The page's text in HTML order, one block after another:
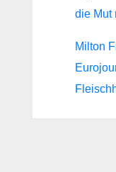
die Mut
Milton